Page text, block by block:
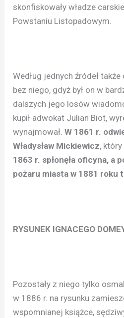
skonfiskowały władze
Powstaniu Listopadowym.
Według jednych źródeł
bez niego, gdyż był on w
dalszych jego losów
kupił adwokat Julian Biot,
wynajmował.W 1861 r.
Władysław Mickiewicz, który
1863 r. spłonęła oficyna, a
pożaru miasta w 1881 roku
RYSUNEK IGNACEGO
Pozostały z niego tylko
w 1886 r. na rysunku
wspomnianej książce,